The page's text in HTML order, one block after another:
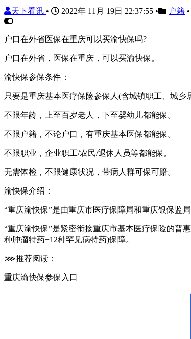
天下看讯 • 2022年 11月 19日 22:37:55 • 户籍 •
户口在外省医保在重庆可以买渝快保吗?
户口在外省，医保在重庆，可以买渝快保。
渝快保参保条件：
只要是重庆基本医疗保险参保人(含城镇职工、城乡
不限年龄，上至百岁老人，下至婴幼儿都能保。
不限户籍，不论户口，有重庆基本医保都能保。
不限职业，企业职工/农民/退休人员等都能保。
无需体检，不限健康状况，带病人群可保可赔。
渝快保介绍：
“重庆渝快保”是由重庆市医疗保障局和重庆银保监
“重庆渝快保”是紧密衔接重庆市基本医疗保险的普
种肿瘤特药+12种罕见病特药)保障。
⋙推荐阅读：
重庆渝快保参保入口